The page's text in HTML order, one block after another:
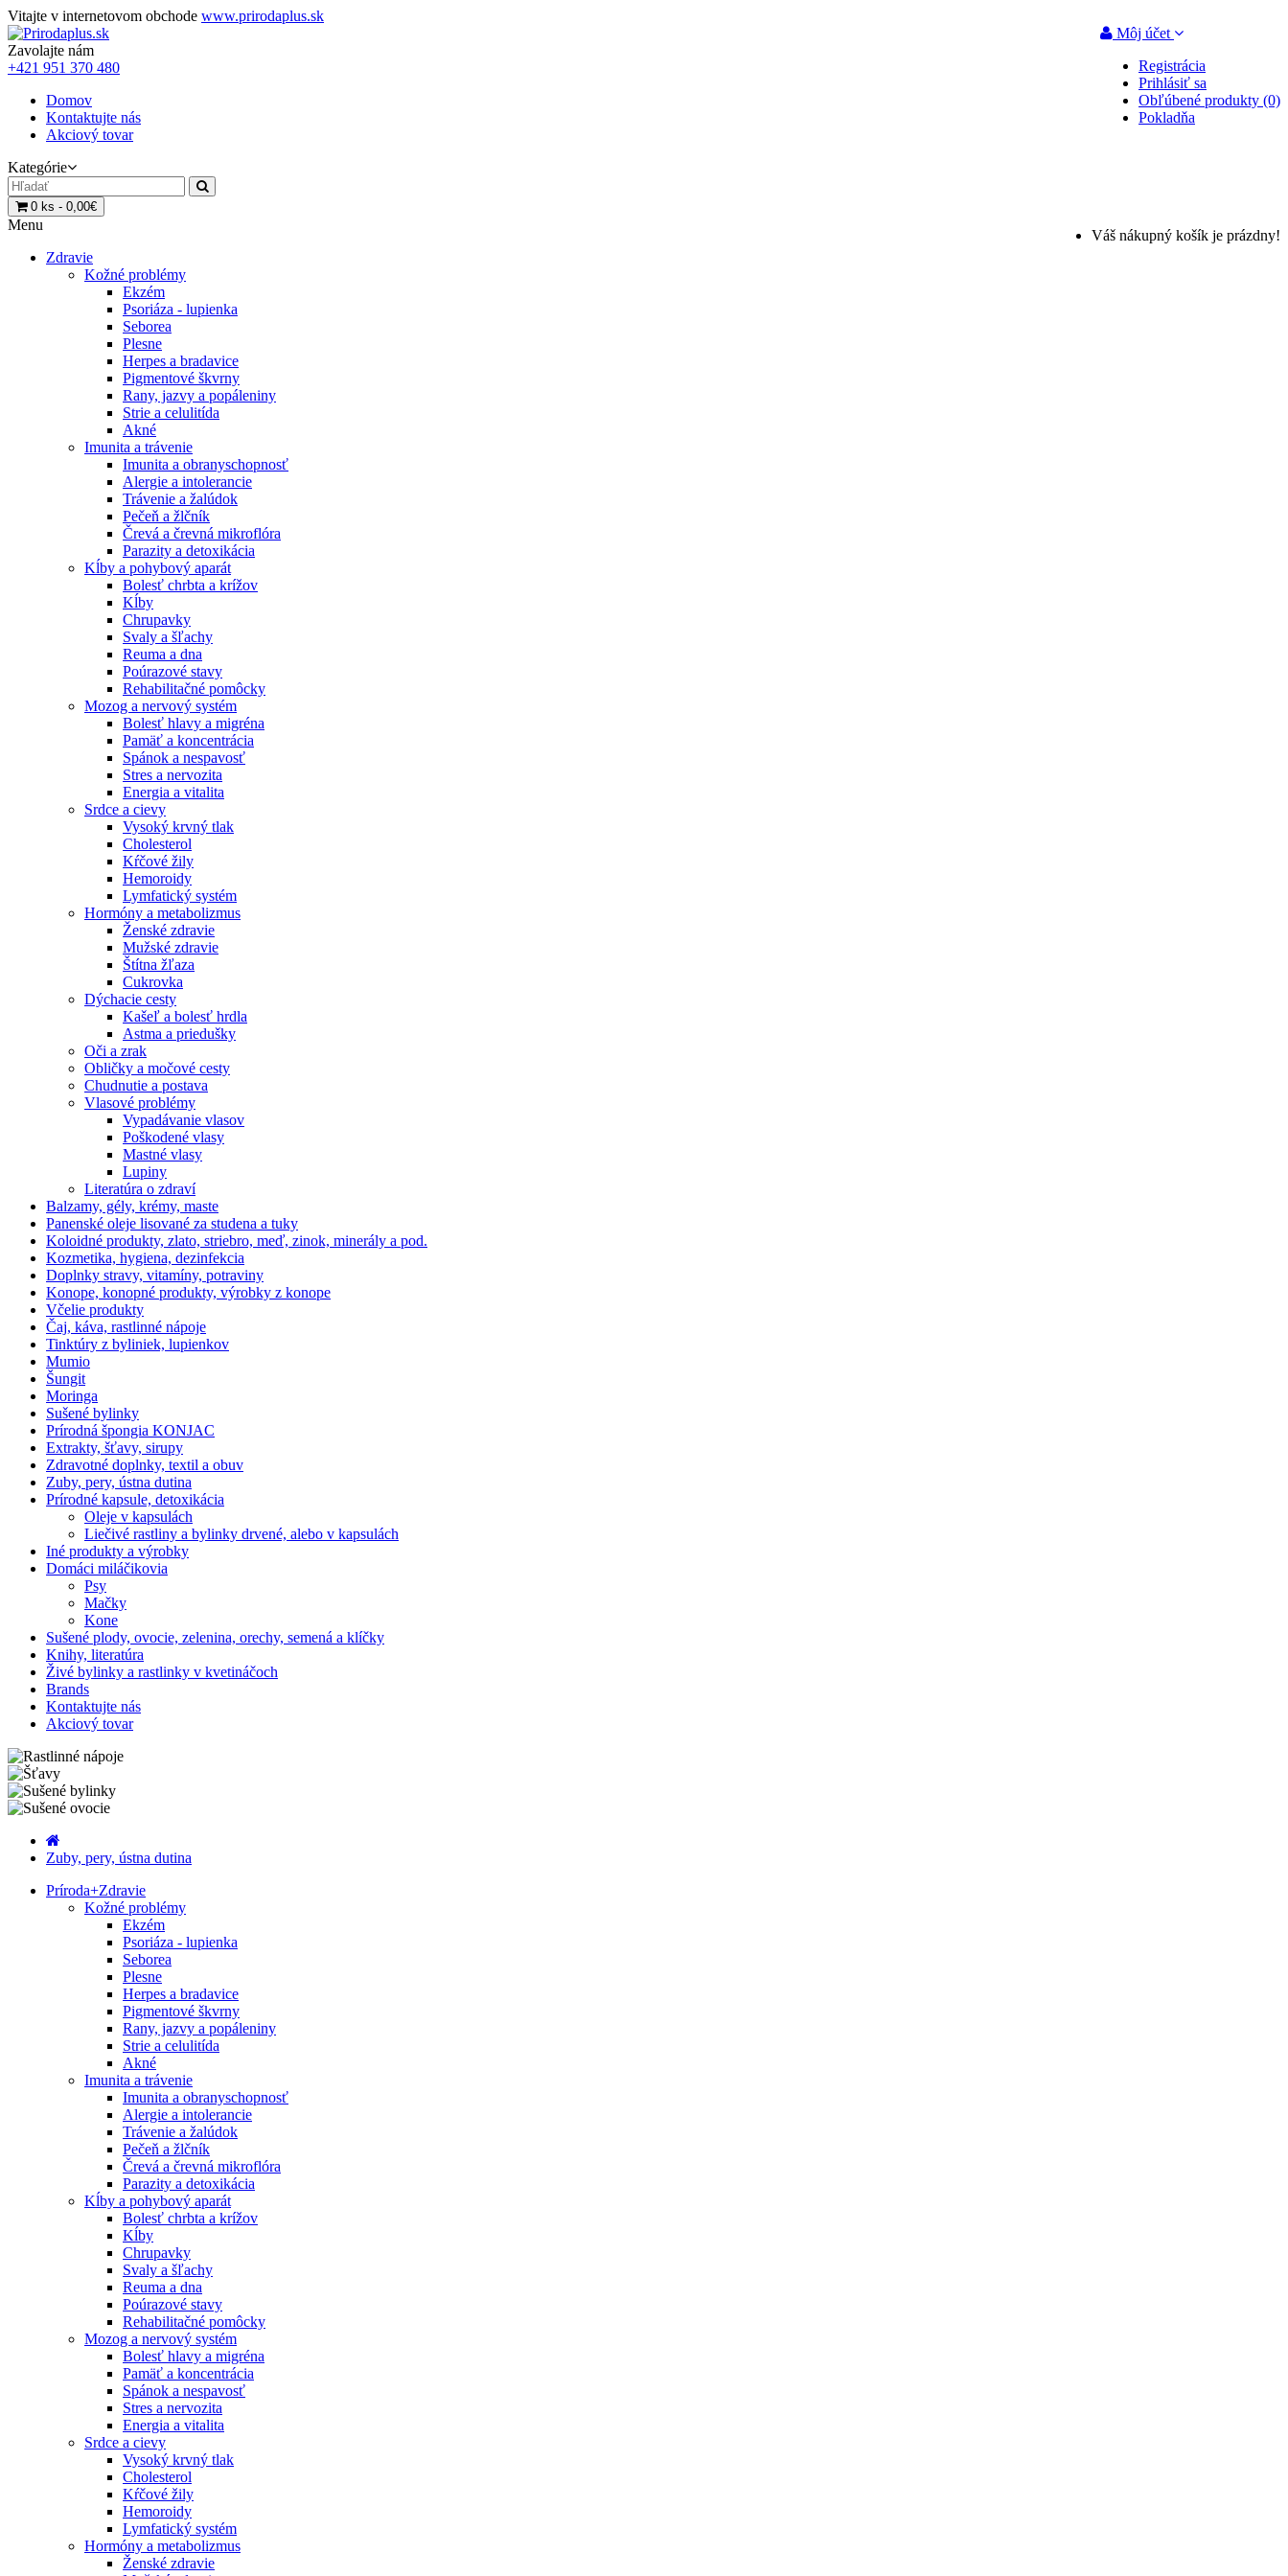
Vitajte v internetovom obchode www.prirodaplus.sk
Môj účet
Registrácia
Prihlásiť sa
Obľúbené produkty (0)
Pokladňa
Zavolajte nám
+421 951 370 480
Domov
Kontaktujte nás
Akciový tovar
Kategórie
0 ks - 0,00€
Váš nákupný košík je prázdny!
Menu
Zdravie
Kožné problémy
Ekzém
Psoriáza - lupienka
Seborea
Plesne
Herpes a bradavice
Pigmentové škvrny
Rany, jazvy a popáleniny
Strie a celulitída
Akné
Imunita a trávenie
Imunita a obranyschopnosť
Alergie a intolerancie
Trávenie a žalúdok
Pečeň a žlčník
Črevá a črevná mikroflóra
Parazity a detoxikácia
Kĺby a pohybový aparát
Bolesť chrbta a krížov
Kĺby
Chrupavky
Svaly a šľachy
Reuma a dna
Poúrazové stavy
Rehabilitačné pomôcky
Mozog a nervový systém
Bolesť hlavy a migréna
Pamäť a koncentrácia
Spánok a nespavosť
Stres a nervozita
Energia a vitalita
Srdce a cievy
Vysoký krvný tlak
Cholesterol
Kŕčové žily
Hemoroidy
Lymfatický systém
Hormóny a metabolizmus
Ženské zdravie
Mužské zdravie
Štítna žľaza
Cukrovka
Dýchacie cesty
Kašeľ a bolesť hrdla
Astma a priedušky
Oči a zrak
Obličky a močové cesty
Chudnutie a postava
Vlasové problémy
Vypadávanie vlasov
Poškodené vlasy
Mastné vlasy
Lupiny
Literatúra o zdraví
Balzamy, gély, krémy, maste
Panenské oleje lisované za studena a tuky
Koloidné produkty, zlato, striebro, meď, zinok, minerály a pod.
Kozmetika, hygiena, dezinfekcia
Doplnky stravy, vitamíny, potraviny
Konope, konopné produkty, výrobky z konope
Včelie produkty
Čaj, káva, rastlinné nápoje
Tinktúry z byliniek, lupienkov
Mumio
Šungit
Moringa
Sušené bylinky
Prírodná špongia KONJAC
Extrakty, šťavy, sirupy
Zdravotné doplnky, textil a obuv
Zuby, pery, ústna dutina
Prírodné kapsule, detoxikácia
Oleje v kapsulách
Liečivé rastliny a bylinky drvené, alebo v kapsulách
Iné produkty a výrobky
Domáci miláčikovia
Psy
Mačky
Kone
Sušené plody, ovocie, zelenina, orechy, semená a klíčky
Knihy, literatúra
Živé bylinky a rastlinky v kvetináčoch
Brands
Kontaktujte nás
Akciový tovar
Zuby, pery, ústna dutina
Príroda+Zdravie
Kožné problémy
Ekzém
Psoriáza - lupienka
Seborea
Plesne
Herpes a bradavice
Pigmentové škvrny
Rany, jazvy a popáleniny
Strie a celulitída
Akné
Imunita a trávenie
Imunita a obranyschopnosť
Alergie a intolerancie
Trávenie a žalúdok
Pečeň a žlčník
Črevá a črevná mikroflóra
Parazity a detoxikácia
Kĺby a pohybový aparát
Bolesť chrbta a krížov
Kĺby
Chrupavky
Svaly a šľachy
Reuma a dna
Poúrazové stavy
Rehabilitačné pomôcky
Mozog a nervový systém
Bolesť hlavy a migréna
Pamäť a koncentrácia
Spánok a nespavosť
Stres a nervozita
Energia a vitalita
Srdce a cievy
Vysoký krvný tlak
Cholesterol
Kŕčové žily
Hemoroidy
Lymfatický systém
Hormóny a metabolizmus
Ženské zdravie